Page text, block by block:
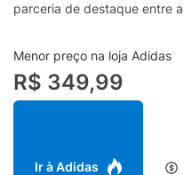
parceria de destaque entre
celebrando o design
Confeccionada com
ótima opção para uso
uma declaração de estilo em
também é macia contra a
É mais do que uma
Menor preço na loja Adidas
R$ 349,99
Ir à Adidas